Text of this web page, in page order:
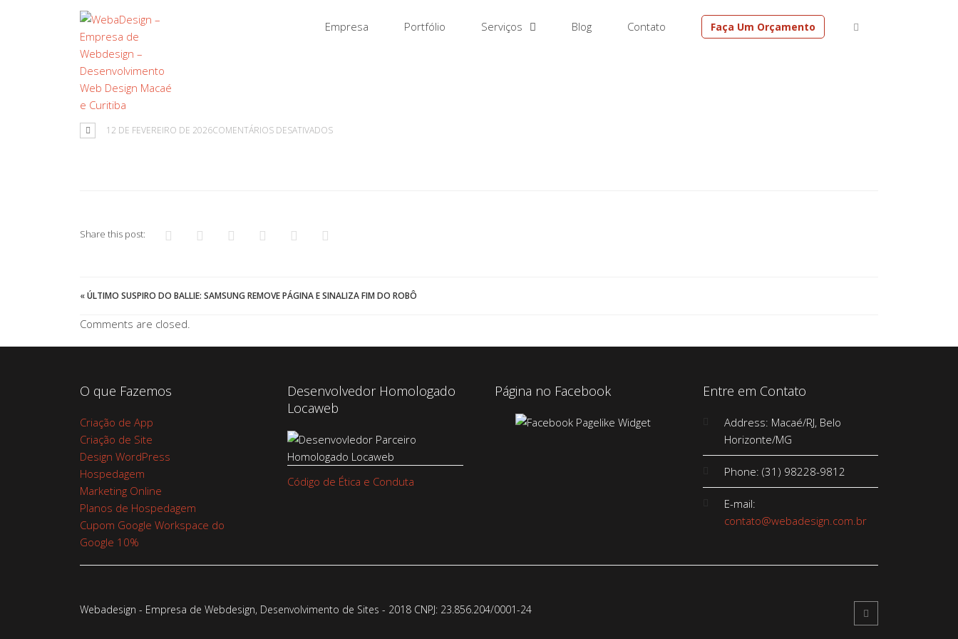
Empresa Portfólio Serviços Blog Contato Faça Um Orçamento
12 DE FEVEREIRO DE 2026COMENTÁRIOS DESATIVADOSEM
Share this post:
«ÚLTIMO SUSPIRO DO BALLIE: SAMSUNG REMOVE PÁGINA E SINALIZA FIM DO ROBÔ
Comments are closed.
O que Fazemos
Criação de App
Criação de Site
Design WordPress
Hospedagem
Marketing Online
Planos de Hospedagem
Cupom Google Workspace do
Google 10%
Desenvolvedor Homologado
Locaweb
Código de Ética e Conduta
Página no Facebook Entre em Contato
Address: Macaé/RJ, Belo
Horizonte/MG
Phone: (31) 98228-9812
E-mail:
contato@webadesign.com.br
Webadesign - Empresa de Webdesign, Desenvolvimento de Sites - 2018 CNPJ: 23.856.204/0001-­24